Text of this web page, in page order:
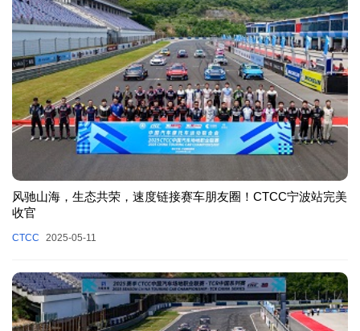
风驰山海，生态共荣，速度链接赛车朋友圈！CTCC宁波站完美
收官
CTCC 2025-05-11